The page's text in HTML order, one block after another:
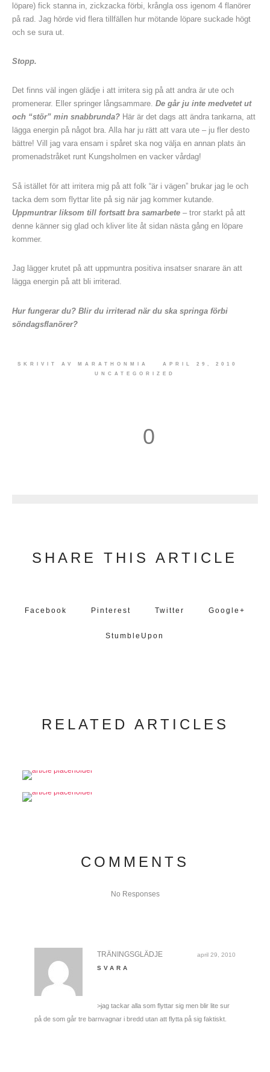
löpare) fick stanna in, zickzacka förbi, krångla oss igenom 4 flanörer
på rad. Jag hörde vid flera tillfällen hur mötande löpare suckade högt
och se sura ut.
Stopp.
Det finns väl ingen glädje i att irritera sig på att andra är ute och
promenerar. Eller springer långsammare. De går ju inte medvetet ut
och “stör” min snabbrunda?Här är det dags att ändra tankarna, att
lägga energin på något bra. Alla har ju rätt att vara ute – ju fler desto
bättre! Vill jag vara ensam i spåret ska nog välja en annan plats än
promenadstråket runt Kungsholmen en vacker vårdag!
Så istället för att irritera mig på att folk “är i vägen” brukar jag le och
tacka dem som flyttar lite på sig när jag kommer kutande.
Uppmuntrar liksom till fortsatt bra samarbete – tror starkt på att
denne känner sig glad och kliver lite åt sidan nästa gång en löpare
kommer.
Jag lägger krutet på att uppmuntra positiva insatser snarare än att
lägga energin på att bli irriterad.
Hur fungerar du? Blir du irriterad när du ska springa förbi
söndagsflanörer?
SKRIVIT AV MARATHONMIA
APRIL 29, 2010
UNCATEGORIZED
0
SHARE THIS ARTICLE
Facebook Pinterest Twitter Google+
StumbleUpon
RELATED ARTICLES
COMMENTS
No Responses
april 29, 2010
TRÄNINGSGLÄDJE
SVARA
>jag tackar alla som flyttar sig men blir lite sur
på de som går tre barnvagnar i bredd utan att flytta på sig faktiskt.